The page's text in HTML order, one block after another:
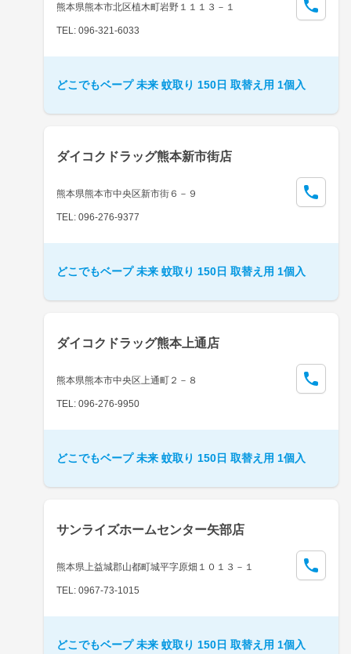
熊本県熊本市北区植木町岩野１１１３－１
TEL: 096-321-6033
どこでもベープ 未来 蚊取り 150日 取替え用 1個入
ダイコクドラッグ熊本新市街店
熊本県熊本市中央区新市街６－９
TEL: 096-276-9377
どこでもベープ 未来 蚊取り 150日 取替え用 1個入
ダイコクドラッグ熊本上通店
熊本県熊本市中央区上通町２－８
TEL: 096-276-9950
どこでもベープ 未来 蚊取り 150日 取替え用 1個入
サンライズホームセンター矢部店
熊本県上益城郡山都町城平字原畑１０１３－１
TEL: 0967-73-1015
どこでもベープ 未来 蚊取り 150日 取替え用 1個入